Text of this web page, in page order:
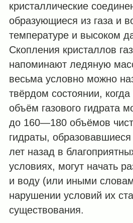
кристаллические
образующиеся из газа и
температуре и высоком
Скопления кристаллов
напоминают ледяную
весьма условно можно
твёрдом состоянии,
объём газового гидрата
до 160—180 объёмов
гидраты,
лет назад в
условиях, могут начать
и воду (или иными
нарушении условий их
существования.